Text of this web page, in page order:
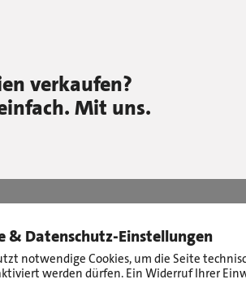
verkaufen?
Mit uns.
& Datenschutz-Einstellungen
notwendige Cookies, um die Seite
werden dürfen. Ein Widerruf Ihrer